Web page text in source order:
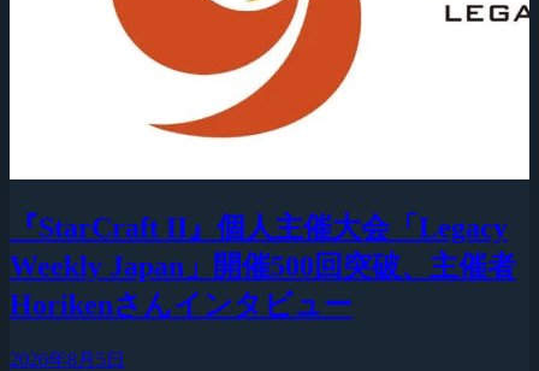
『StarCraft II』個人主催大会「Legacy
Weekly Japan」開催500回突破、主催者
Horikenさんインタビュー
2026年8月5日